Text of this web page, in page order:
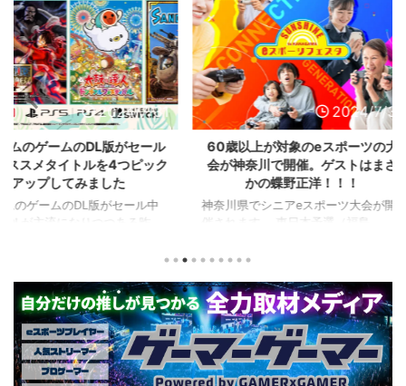
2024/7/31
がセール
4つピック
た
セール中
つある昨
ルを独自に
。（類似し
ゲーム、長
ム） 注目
セット』
2024/7/31
60歳以上が対象のeスポーツの大
会が神奈川で開催。ゲストはまさ
かの蝶野正洋！！！
神奈川県でシニアeスポーツ大会が開
催されます。 東日本予選（福島
選（神奈川県）の優勝者3名が決勝大
仕様。ご当地キャラクターによる対戦
も見られるとのことなので、家族で楽
しめるイベントになっているようで
す。 ちなみに、ゲストのプロレスラ
ーである蝶野正洋さんは今年60歳に
なるそうです。トークセッションに登
セガのサ
『ユニコ
『ペルソ
セガの最新
ファンから
や編成や育
クなどが話
売されたば
要チェック
ル」に『ユ